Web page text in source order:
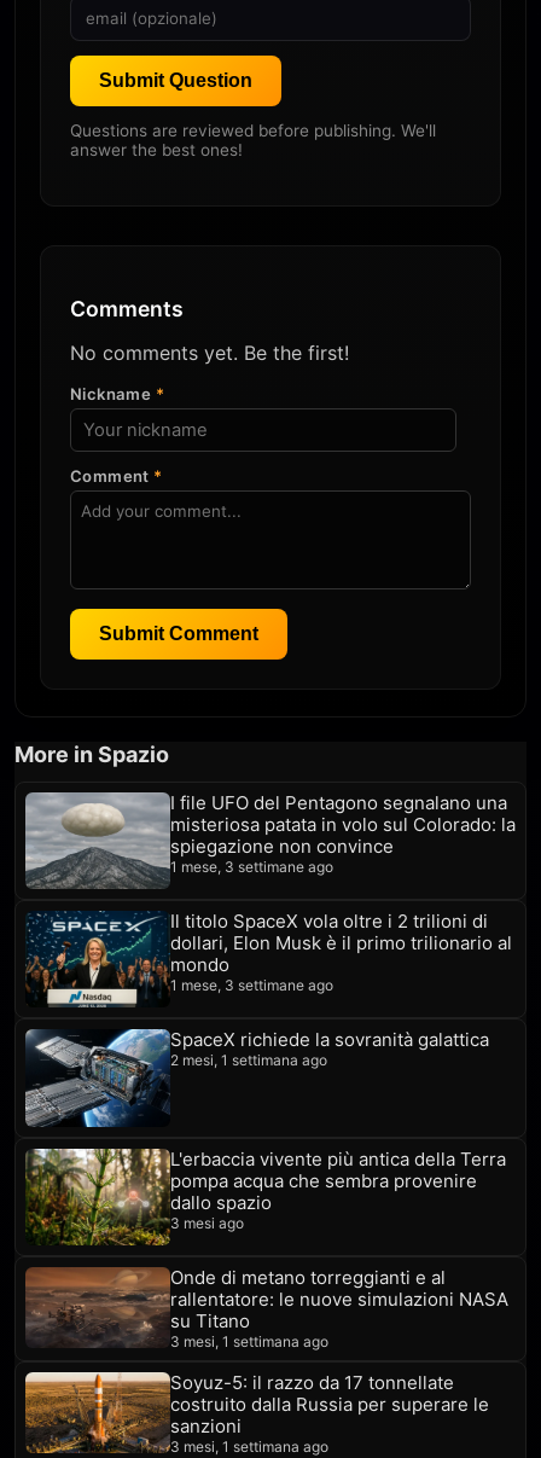
Submit Question
Questions are reviewed before publishing. We'll
answer the best ones!
Comments
No comments yet. Be the first!
Nickname *
Comment *
Submit Comment
More in Spazio
I file UFO del Pentagono segnalano una
misteriosa patata in volo sul Colorado: la
spiegazione non convince
1 mese, 3 settimane ago
Il titolo SpaceX vola oltre i 2 trilioni di
dollari, Elon Musk è il primo trilionario al
mondo
1 mese, 3 settimane ago
SpaceX richiede la sovranità galattica
2 mesi, 1 settimana ago
L'erbaccia vivente più antica della Terra
pompa acqua che sembra provenire
dallo spazio
3 mesi ago
Onde di metano torreggianti e al
rallentatore: le nuove simulazioni NASA
su Titano
3 mesi, 1 settimana ago
Soyuz-5: il razzo da 17 tonnellate
costruito dalla Russia per superare le
sanzioni
3 mesi, 1 settimana ago